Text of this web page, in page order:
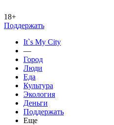
18+
Поддержать
It`s My City
—
Город
Люди
Еда
Культура
Экология
Деньги
Поддержать
Еще